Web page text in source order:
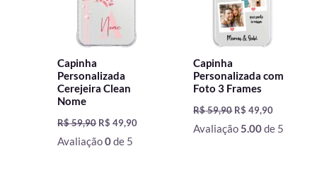
Capinha
Personalizada
Cerejeira Clean
Nome
R$59,90 R$ 49,90
Avaliação0de 5
Capinha
Personalizada com
Foto 3 Frames
R$59,90 R$ 49,90
Avaliação5.00de 5